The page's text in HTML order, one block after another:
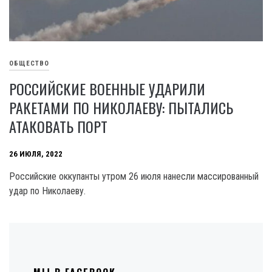
ОБЩЕСТВО
РОССИЙСКИЕ ВОЕННЫЕ УДАРИЛИ
РАКЕТАМИ ПО НИКОЛАЕВУ: ПЫТАЛИСЬ
АТАКОВАТЬ ПОРТ
26 ИЮЛЯ, 2022
Российские оккупанты утром 26 июля нанесли массированный
удар по Николаеву.